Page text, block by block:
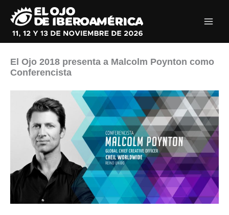
contenido
El Ojo 2018 presenta a Malcolm Poynton como
Conferencista